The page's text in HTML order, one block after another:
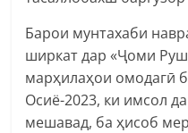
Барои мунтахаби
ширкат дар «Ҷоми
марҳилаҳои омодагӣ
Осиё-2023, ки имсол
мешавад, ба ҳисоб